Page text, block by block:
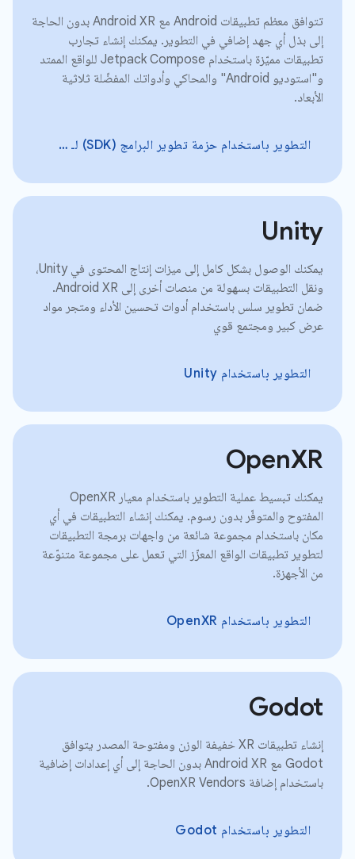
تتوافق معظم تطبيقات Android مع Android XR بدون الحاجة
إلى بذل أي جهد إضافي في التطوير. يمكنك إنشاء تجارب
تطبيقات مميّزة باستخدام Jetpack Compose للواقع الممتد
و"استوديو Android" والمحاكي وأدواتك المفضّلة ثلاثية
الأبعاد.
التطوير باستخدام حزمة تطوير البرامج (SDK) لـ Jetpack XR
Unity
يمكنك الوصول بشكل كامل إلى ميزات إنتاج المحتوى في Unity،
ونقل التطبيقات بسهولة من منصات أخرى إلى Android XR.
ضمان تطوير سلس باستخدام أدوات تحسين الأداء ومتجر مواد
عرض كبير ومجتمع قوي
التطوير باستخدام Unity
OpenXR
يمكنك تبسيط عملية التطوير باستخدام معيار OpenXR
المفتوح والمتوفّر بدون رسوم. يمكنك إنشاء التطبيقات في أي
مكان باستخدام مجموعة شائعة من واجهات برمجة التطبيقات
لتطوير تطبيقات الواقع المعزّز التي تعمل على مجموعة متنوّعة
من الأجهزة.
التطوير باستخدام OpenXR
Godot
إنشاء تطبيقات XR خفيفة الوزن ومفتوحة المصدر يتوافق
Godot مع Android XR بدون الحاجة إلى أي إعدادات إضافية
باستخدام إضافة OpenXR Vendors.
التطوير باستخدام Godot